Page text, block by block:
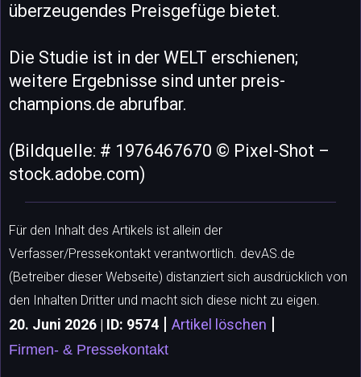
überzeugendes Preisgefüge bietet.
Die Studie ist in der WELT erschienen;
weitere Ergebnisse sind unter preis-
champions.de abrufbar.
(Bildquelle: # 1976467670 © Pixel-Shot –
stock.adobe.com)
Für den Inhalt des Artikels ist allein der
Verfasser/Pressekontakt verantwortlich. devAS.de
(Betreiber dieser Webseite) distanziert sich ausdrücklich von
den Inhalten Dritter und macht sich diese nicht zu eigen.
20. Juni 2026 | ID: 9574 Artikel löschen
Firmen- & Pressekontakt